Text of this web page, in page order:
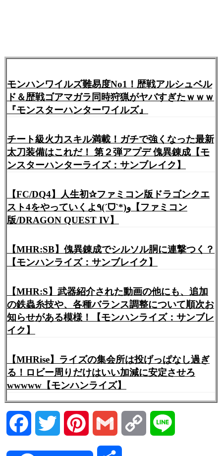
モンハンワイルズ難易度No1！歴戦アルシュベル
ド＆歴戦ゴアマガラ同時狩猟がヤバすぎたｗｗｗ
『モンスターハンターワイルズ』
チート級火力スキル満載！ガチで強くなった最新
太刀装備はこれだ！ 第２弾アプデ 傀異錬成【モ
ンスターハンターライズ：サンブレイク】
【FC/DQ4】人生初✰ファミコン版ドラゴンクエ
スト4をやっていくよ٩(ˊᗜˋ*)و【ファミコン
版/DRAGON QUEST IV】
【MHR:SB】傀異錬成でシルソル胴に連撃つく？
【モンハンライズ：サンブレイク】
【MHR:S】武器紹介された動画の他にも、追加
の鉄蟲糸技や、各種バランス調整について順次お
知らせがある模様！【モンハンライズ：サンブレ
イク】
【MHRise】ライズの集会所は投げっぱなし過ぎ
る！ロビー周りだけはいい加減に安定させろ
wwwww【モンハンライズ】
Facebook Twitter Pinterest Gmail Copy